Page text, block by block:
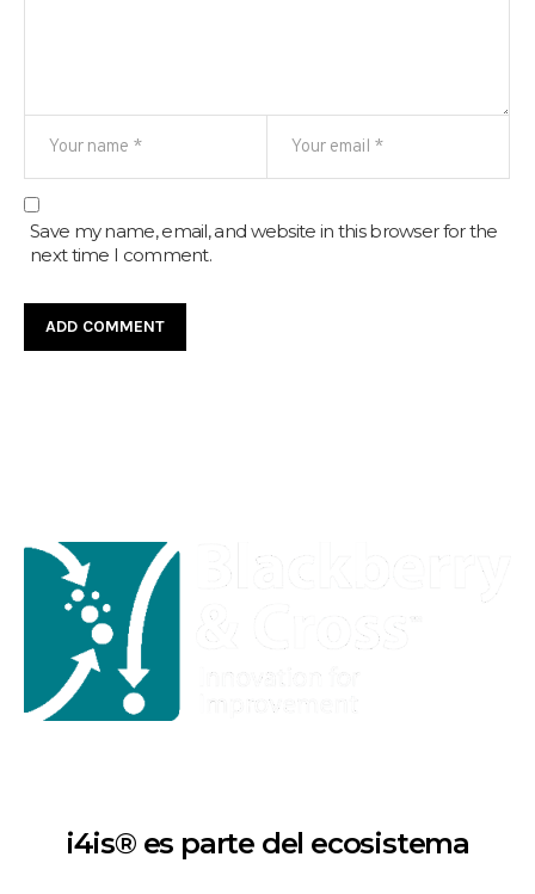
Save my name, email, and website in this browser for the
next time I comment.
i4is® es parte del ecosistema